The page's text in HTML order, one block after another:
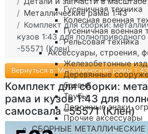
Гусеничная техника
Колесная военная
Гусеничная военная
Рельсовая техника
Аксессуары, строения,
Железобетонные
Деревянные
бревна
Трубы
Дорожные знаки,
Прочие аксессуары
СБОРНЫЕ МЕТАЛЛИЧЕСКИЕ
Металлические рамы 1:43
Комплект для сборки:
кузов 1:43 для
-55571 (Клен)
Вернуться в: Металлические рамы 1:43
Комплект для сборки:
рама и кузов 1:43 для
самосвала -55571 (Клен)